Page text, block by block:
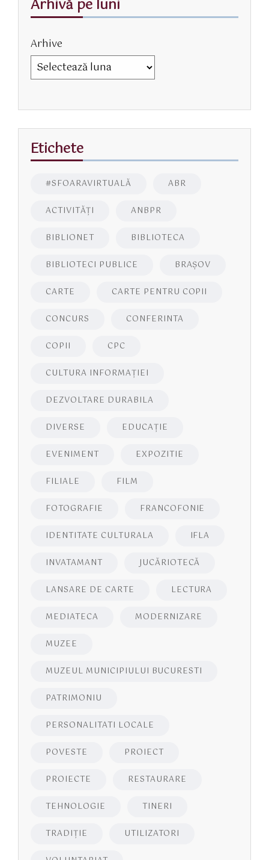
Arhivă pe luni
Arhive
Etichete
#SFOARAVIRTUALĂ ABR
ACTIVITĂŢI ANBPR
BIBLIONET BIBLIOTECA
BIBLIOTECI PUBLICE BRAŞOV
CARTE CARTE PENTRU COPII
CONCURS CONFERINTA
COPII CPC
CULTURA INFORMAŢIEI
DEZVOLTARE DURABILA
DIVERSE EDUCAŢIE
EVENIMENT EXPOZITIE
FILIALE FILM
FOTOGRAFIE FRANCOFONIE
IDENTITATE CULTURALA IFLA
INVATAMANT JUCĂRIOTECĂ
LANSARE DE CARTE LECTURA
MEDIATECA MODERNIZARE
MUZEE
MUZEUL MUNICIPIULUI BUCURESTI
PATRIMONIU
PERSONALITATI LOCALE
POVESTE PROIECT
PROIECTE RESTAURARE
TEHNOLOGIE TINERI
TRADIȚIE UTILIZATORI